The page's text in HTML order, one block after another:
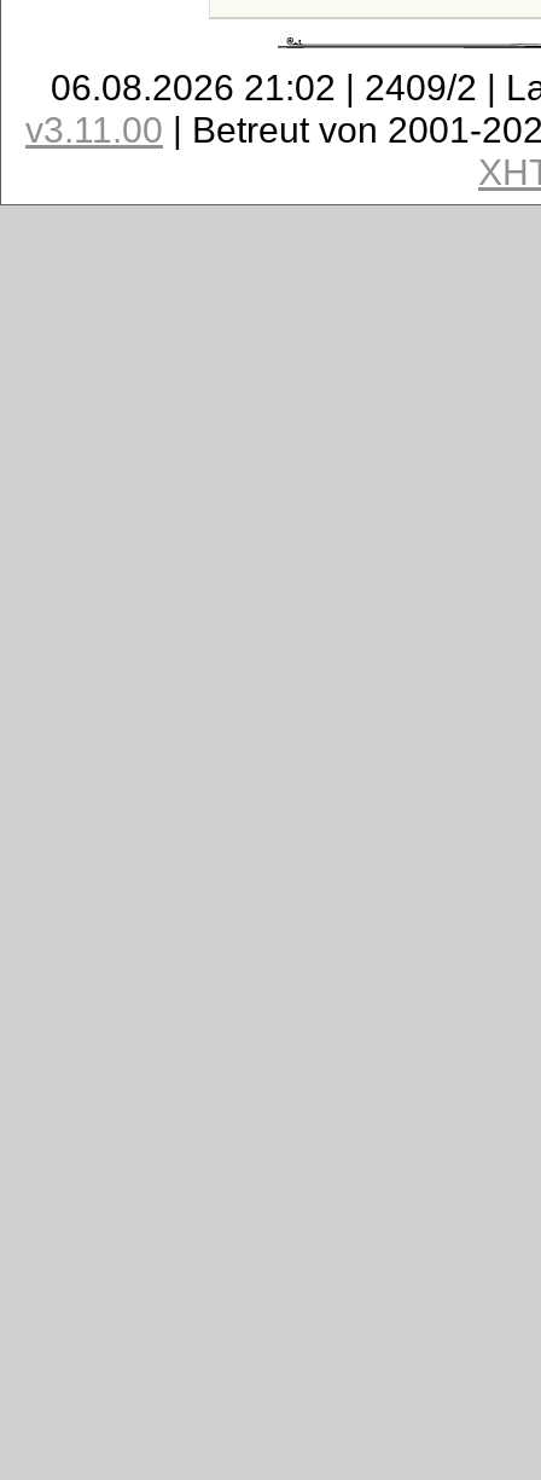
06.08.2026 21:02 | 2409/2 |
v3.11.00 | Betreut von 2001-